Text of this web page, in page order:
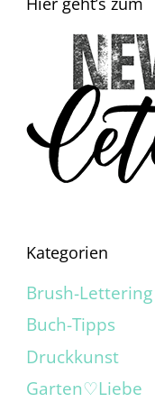
Kategorien
Brush-Lettering
Buch-Tipps
Druckkunst
Garten♡Liebe